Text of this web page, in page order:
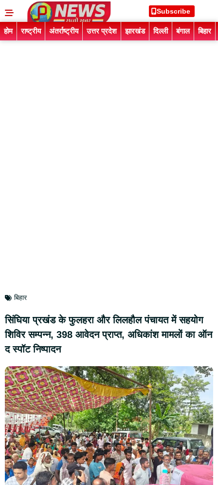
Subscribe
होम राष्ट्रीय अंतर्राष्ट्रीय उत्तर प्रदेश झारखंड दिल्ली बंगाल बिहार
बिहार
सिंघिया प्रखंड के फुलहरा और लिलहौल पंचायत में सहयोग
शिविर सम्पन्न, 398 आवेदन प्राप्त, अधिकांश मामलों का ऑन
द स्पॉट निष्पादन